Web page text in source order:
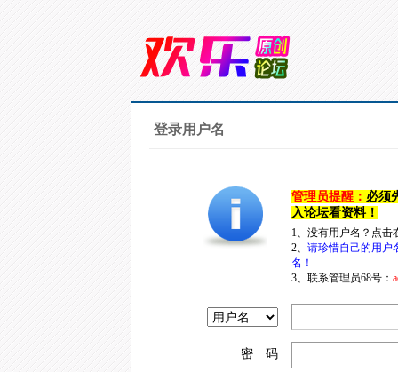
登录用户名
管理员提醒： 必须
入论坛看资料！
1、没有用户名？点
2、 请珍惜自己的用户
名！
3、联系管理员68号：
密 码